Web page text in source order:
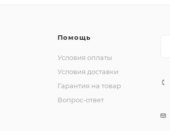
Помощь
Условия оплаты
Условия доставки
Гарантия на товар
Вопрос-ответ